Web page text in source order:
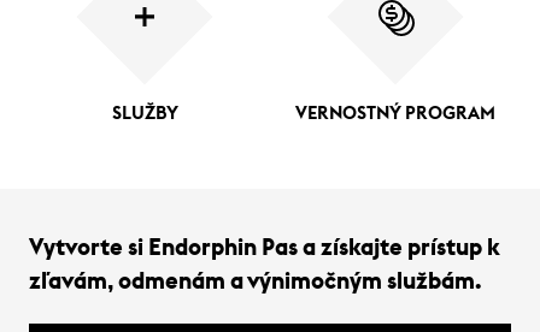
SLUŽBY VERNOSTNÝ PROGRAM
Vytvorte si Endorphin Pas a získajte prístup k
zľavám, odmenám a výnimočným službám.